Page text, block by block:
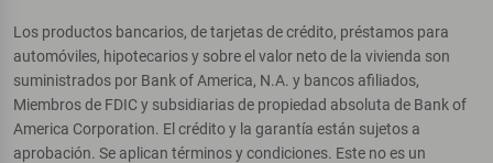
Los productos bancarios, de tarjetas de crédito, préstamos para
automóviles, hipotecarios y sobre el valor neto de la vivienda son
suministrados por Bank of America, N.A. y bancos afiliados,
Miembros de FDIC y subsidiarias de propiedad absoluta de Bank of
America Corporation. El crédito y la garantía están sujetos a
aprobación. Se aplican términos y condiciones. Este no es un